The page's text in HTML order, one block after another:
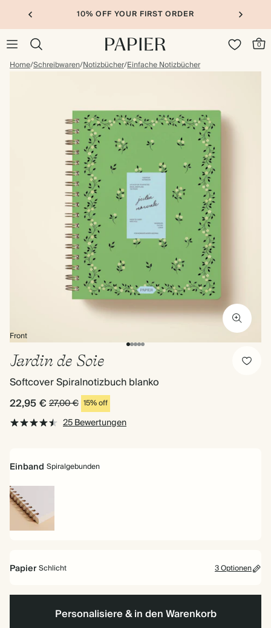
10% OFF YOUR FIRST ORDER
0
Home/Schreibwaren/Notizbücher/Einfache Notizbücher
Front
Jardin de Soie
Softcover Spiralnotizbuch blanko
22,95 € 27,00 € 15% off
25 Bewertungen
Einband Spiralgebunden
Spiralgebunden
PapierSchlicht 3 Optionen
LiniertSchlichtBullet/Gepunktet
Personalisiere & in den Warenkorb